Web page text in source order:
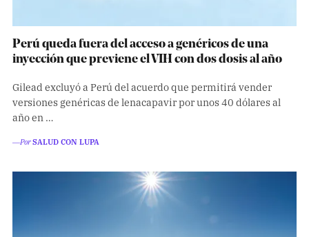
Perú queda fuera del acceso a genéricos de una
inyección que previene el VIH con dos dosis al año
Gilead excluyó a Perú del acuerdo que permitirá vender
versiones genéricas de lenacapavir por unos 40 dólares al
año en …
―PorSALUD CON LUPA